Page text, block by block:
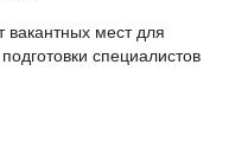
вакантных мест для
специалистов